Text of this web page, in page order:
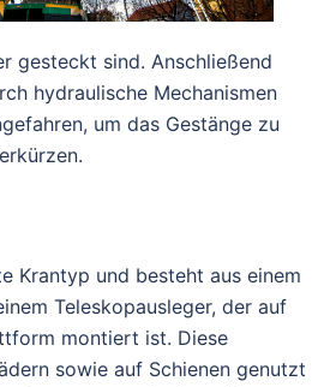
gesteckt sind. Anschließend
hydraulische Mechanismen
um das Gestänge zu
Krantyp und besteht aus einem
Teleskopausleger, der auf
montiert ist. Diese
sowie auf Schienen genutzt